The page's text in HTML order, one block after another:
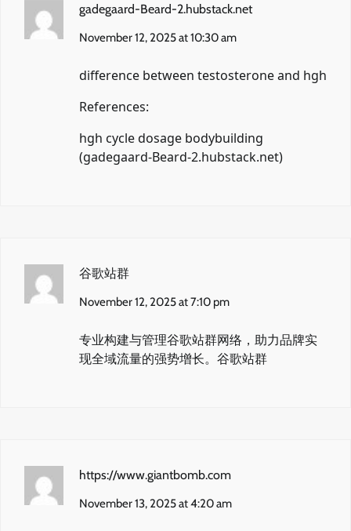
gadegaard-Beard-2.hubstack.net
November 12, 2025 at 10:30 am
difference between testosterone and hgh
References:
hgh cycle dosage bodybuilding
(gadegaard-Beard-2.hubstack.net)
谷歌站群
November 12, 2025 at 7:10 pm
专业构建与管理谷歌站群网络，助力品牌实
现全域流量的强势增长。 谷歌站群
https://www.giantbomb.com
November 13, 2025 at 4:20 am